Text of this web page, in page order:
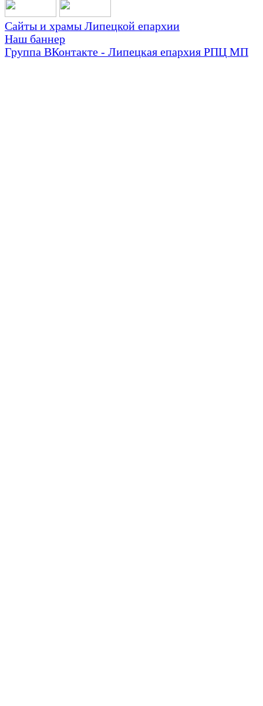
Сайты и храмы Липецкой епархии
Наш баннер
Группа ВКонтакте - Липецкая епархия РПЦ МП